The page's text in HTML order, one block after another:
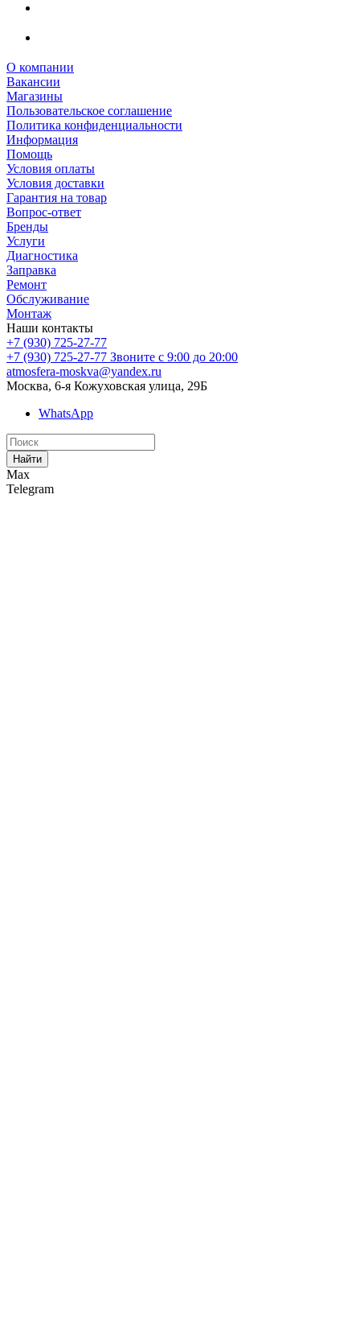
О компании
Вакансии
Магазины
Пользовательское соглашение
Политика конфиденциальности
Информация
Помощь
Условия оплаты
Условия доставки
Гарантия на товар
Вопрос-ответ
Бренды
Услуги
Диагностика
Заправка
Ремонт
Обслуживание
Монтаж
Наши контакты
+7 (930) 725-27-77
+7 (930) 725-27-77 Звоните с 9:00 до 20:00
atmosfera-moskva@yandex.ru
Москва, 6-я Кожуховская улица, 29Б
WhatsApp
Найти
Max
Telegram